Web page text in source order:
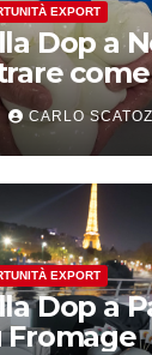
EXPORT
Dop a
del sud
CARLO
EXPORT
Parigi per il
Fromage